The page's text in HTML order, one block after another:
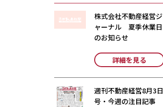
株式会社不動産経営ジ
ャーナル 夏季休業日
のお知らせ
詳細を見る
週刊不動産経営8月3日
号・今週の注目記事